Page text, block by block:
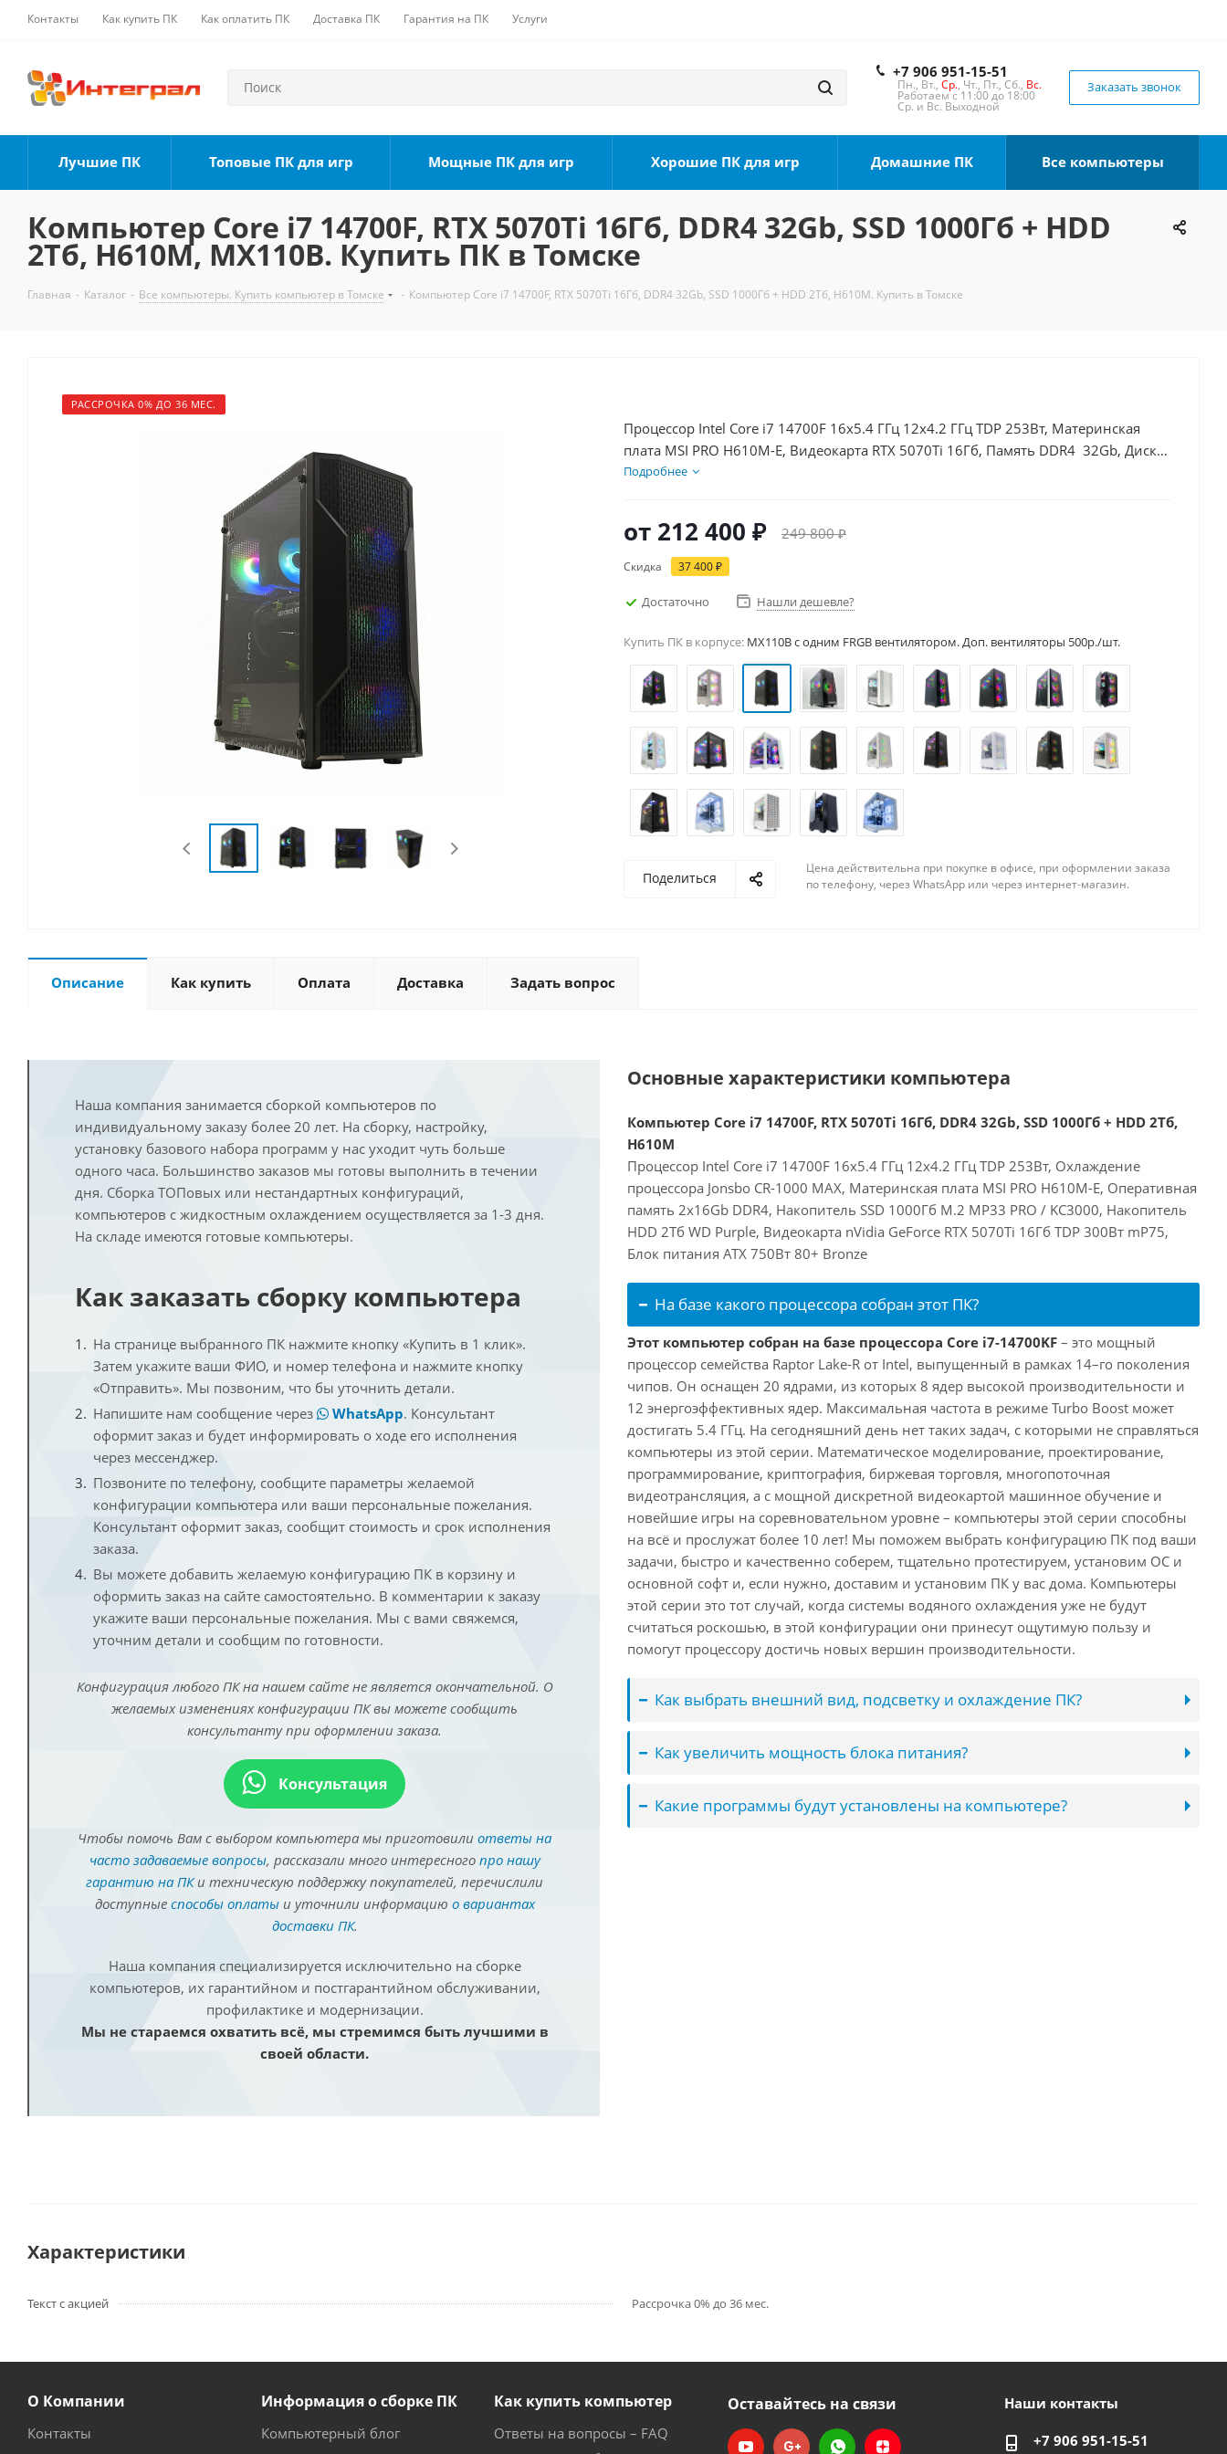
Контакты Как купить ПК Как оплатить ПК Доставка ПК Гарантия на ПК Услуги
+7 906 951-15-51
Пн., Вт., Ср., Чт., Пт., Сб., Вс.
Работаем с 11:00 до 18:00
Ср. и Вс. Выходной
Заказать звонок
Лучшие ПК Топовые ПК для игр Мощные ПК для игр Хорошие ПК для игр Домашние ПК Все компьютеры
Компьютер Core i7 14700F, RTX 5070Ti 16Гб, DDR4 32Gb, SSD 1000Гб + HDD
2Тб, H610M, MX110B. Купить ПК в Томске
Главная - Каталог - Все компьютеры. Купить компьютер в Томске - Компьютер Core i7 14700F, RTX 5070Ti 16Гб, DDR4 32Gb, SSD 1000Гб + HDD 2Тб, H610M. Купить в Томске
РАССРОЧКА 0% ДО 36 МЕС.
Процессор Intel Core i7 14700F 16x5.4 ГГц 12x4.2 ГГц TDP 253Вт, Материнская
плата MSI PRO H610M-E, Видеокарта RTX 5070Ti 16Гб, Память DDR4 32Gb, Диски
SSD 1000Гб + HDD 2Тб, БП 750Вт
Подробнее
от 212 400 ₽ 249 800 ₽
Скидка 37 400 ₽
Достаточно Нашли дешевле?
Купить ПК в корпусе: MX110B c одним FRGB вентилятором. Доп. вентиляторы 500р./шт.
Поделиться
Цена действительна при покупке в офисе, при оформлении заказа
по телефону, через WhatsApp или через интернет-магазин.
Описание Как купить Оплата Доставка Задать вопрос
Наша компания занимается сборкой компьютеров по
индивидуальному заказу более 20 лет. На сборку, настройку,
установку базового набора программ у нас уходит чуть больше
одного часа. Большинство заказов мы готовы выполнить в течении
дня. Сборка ТОПовых или нестандартных конфигураций,
компьютеров с жидкостным охлаждением осуществляется за 1-3 дня.
На складе имеются готовые компьютеры.
Как заказать сборку компьютера
На странице выбранного ПК нажмите кнопку «Купить в 1 клик».
Затем укажите ваши ФИО, и номер телефона и нажмите кнопку
«Отправить». Мы позвоним, что бы уточнить детали.
Напишите нам сообщение через
WhatsApp. Консультант
оформит заказ и будет информировать о ходе его исполнения
через мессенджер.
Позвоните по телефону, сообщите параметры желаемой
конфигурации компьютера или ваши персональные пожелания.
Консультант оформит заказ, сообщит стоимость и срок исполнения
заказа.
Вы можете добавить желаемую конфигурацию ПК в корзину и
оформить заказ на сайте самостоятельно. В комментарии к заказу
укажите ваши персональные пожелания. Мы с вами свяжемся,
уточним детали и сообщим по готовности.
Конфигурация любого ПК на нашем сайте не является окончательной. О
желаемых изменениях конфигурации ПК вы можете сообщить
консультанту при оформлении заказа.
Консультация
Чтобы помочь Вам с выбором компьютера мы приготовили ответы на
часто задаваемые вопросы, рассказали много интересного про нашу
гарантию на ПКи техническую поддержку покупателей, перечислили
доступные способы оплатыи уточнили информацию о вариантах
доставки ПК.
Наша компания специализируется исключительно на сборке
компьютеров, их гарантийном и постгарантийном обслуживании,
профилактике и модернизации.
Мы не стараемся охватить всё, мы стремимся быть лучшими в
своей области.
Основные характеристики компьютера
Компьютер Core i7 14700F, RTX 5070Ti 16Гб, DDR4 32Gb, SSD 1000Гб + HDD 2Тб,
H610M
Процессор Intel Core i7 14700F 16x5.4 ГГц 12x4.2 ГГц TDP 253Вт, Охлаждение
процессора Jonsbo CR-1000 MAX, Материнская плата MSI PRO H610M-E, Оперативная
память 2x16Gb DDR4, Накопитель SSD 1000Гб M.2 MP33 PRO / KC3000, Накопитель
HDD 2Тб WD Purple, Видеокарта nVidia GeForce RTX 5070Ti 16Гб TDP 300Вт mP75,
Блок питания ATX 750Вт 80+ Bronze
На базе какого процессора собран этот ПК?
Этот компьютер собран на базе процессора Core i7-14700KF – это мощный
процессор семейства Raptor Lake-R от Intel, выпущенный в рамках 14–го поколения
чипов. Он оснащен 20 ядрами, из которых 8 ядер высокой производительности и
12 энергоэффективных ядер. Максимальная частота в режиме Turbo Boost может
достигать 5.4 ГГц. На сегодняшний день нет таких задач, с которыми не справляться
компьютеры из этой серии. Математическое моделирование, проектирование,
программирование, криптография, биржевая торговля, многопоточная
видеотрансляция, а с мощной дискретной видеокартой машинное обучение и
новейшие игры на соревновательном уровне – компьютеры этой серии способны
на всё и прослужат более 10 лет! Мы поможем выбрать конфигурацию ПК под ваши
задачи, быстро и качественно соберем, тщательно протестируем, установим ОС и
основной софт и, если нужно, доставим и установим ПК у вас дома. Компьютеры
этой серии это тот случай, когда системы водяного охлаждения уже не будут
считаться роскошью, в этой конфигурации они принесут ощутимую пользу и
помогут процессору достичь новых вершин производительности.
Как выбрать внешний вид, подсветку и охлаждение ПК?
Как увеличить мощность блока питания?
Какие программы будут установлены на компьютере?
Характеристики
Текст с акцией Рассрочка 0% до 36 мес.
О Компании
Контакты
Информация о сборке ПК
Компьютерный блог
Как купить компьютер
Ответы на вопросы – FAQ
Оставайтесь на связи Наши контакты
+7 906 951-15-51